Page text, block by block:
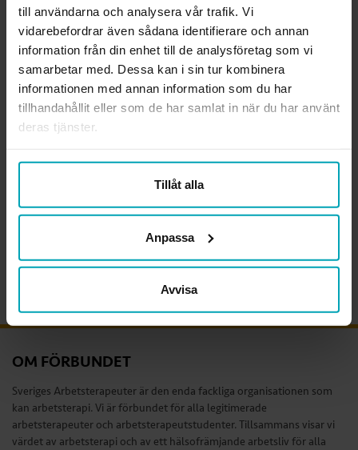
till användarna och analysera vår trafik. Vi
vidarebefordrar även sådana identifierare och annan
information från din enhet till de analysföretag som vi
samarbetar med. Dessa kan i sin tur kombinera
informationen med annan information som du har
tillhandahållit eller som de har samlat in när du har använt
deras tjänster.
Tillåt alla
Anpassa
Avvisa
Samverkan mellan region och kommun förtydligas också,
vilket stärker förutsättningarna för en sammanhållen
rehabiliteringskedja. Begreppet “Hemsjukvård” ersätts med
“hälso- och sjukvård i hemmet”, en förändring som bättre
speglar även arbetsterapeuters insatser i vardagsmiljö.
Ansvarig för sida:
Professionspolitisk handläggare med pressansvar
erika.johansson@arbetsterapeuterna.se
Publicerad: 25 februari, 2026
OM FÖRBUNDET
Sveriges Arbetsterapeuter är den enda fackliga organisationen som
kan arbetsterapi. Vi är förbundet för alla legitimerade
arbetsterapeuter och arbetsterapeutstudenter. Tillsammans visar vi
värdet av arbetsterapi och av ett hälsofrämjande arbetsliv för alla